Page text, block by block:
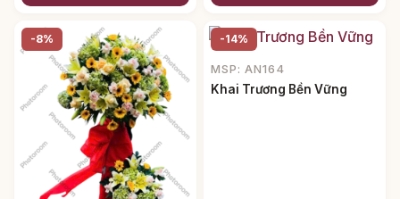
-8% -14%
MSP: AN164
Khai Trương Bền Vững